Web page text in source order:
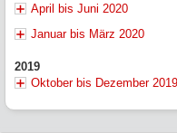
April bis Juni 2020
Januar bis März 2020
2019
Oktober bis Dezember 2019